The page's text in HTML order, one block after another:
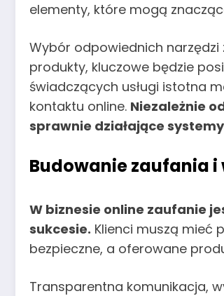
elementy, które mogą
Wybór odpowiednich narzędzi
produkty, kluczowe będzie
świadczących usługi istotna
kontaktu online. Niezależnie
sprawnie działające
Budowanie zaufania
W biznesie online zaufanie
sukcesie. Klienci muszą mieć
bezpieczne, a oferowane
Transparentna komunikacja,